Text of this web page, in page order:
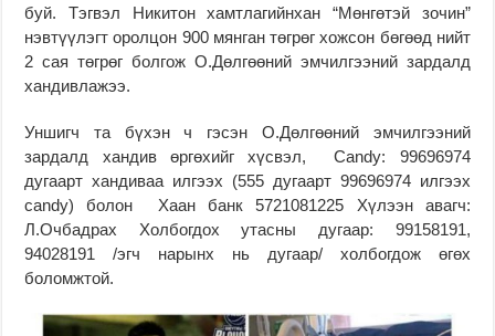
буй. Тэгвэл Никитон хамтлагийнхан “Мөнгөтэй зочин”
нэвтүүлэгт оролцон 900 мянган төгрөг хожсон бөгөөд нийт
2 сая төгрөг болгож О.Дөлгөөний эмчилгээний зардалд
хандивлажээ.
Уншигч та бүхэн ч гэсэн О.Дөлгөөний эмчилгээний
зардалд хандив өргөхийг хүсвэл, Candy: 99696974
дугаарт хандиваа илгээх (555 дугаарт 99696974 илгээх
candy) болон Хаан банк 5721081225 Хүлээн авагч:
Л.Очбадрах Холбогдох утасны дугаар: 99158191,
94028191 /эгч нарынх нь дугаар/ холбогдож өгөх
боломжтой.